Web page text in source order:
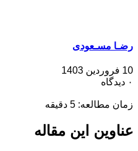
رضـا مسـعودی
10 فروردین 1403
۰ دیدگاه
زمان مطالعه: 5 دقیقه
عناوین این مقاله